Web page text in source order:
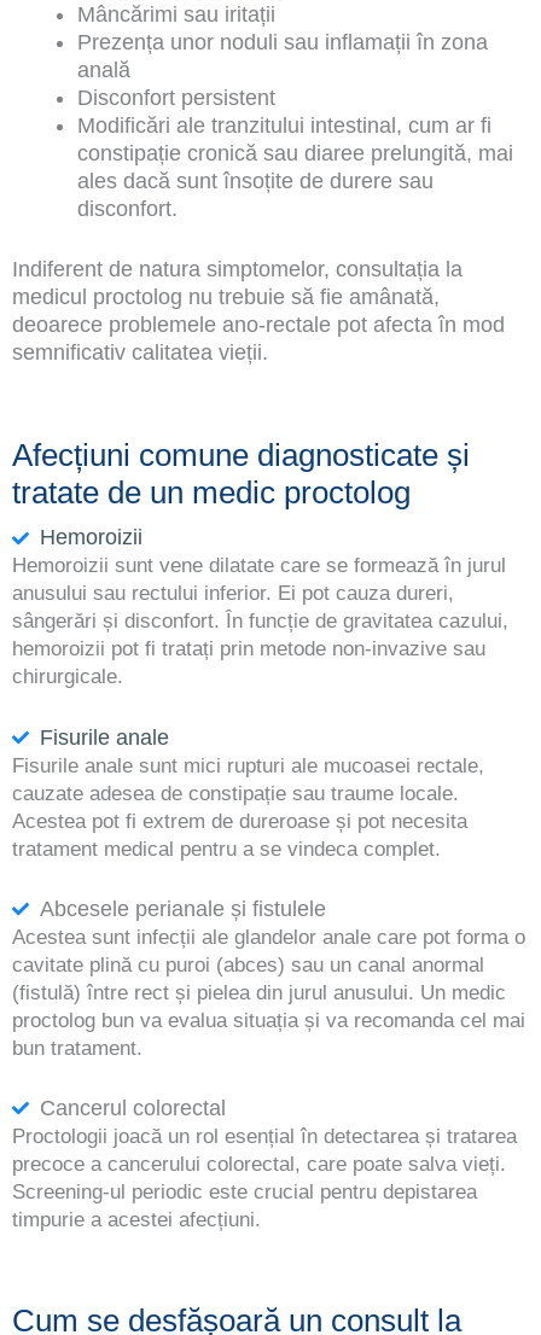
Mâncărimi sau iritații
Prezența unor noduli sau inflamații în zona
anală
Disconfort persistent
Modificări ale tranzitului intestinal, cum ar fi
constipație cronică sau diaree prelungită, mai
ales dacă sunt însoțite de durere sau
disconfort.
Indiferent de natura simptomelor, consultația la
medicul proctolog nu trebuie să fie amânată,
deoarece problemele ano-rectale pot afecta în mod
semnificativ calitatea vieții.
Afecțiuni comune diagnosticate și
tratate de un medic proctolog
Hemoroizii
Hemoroizii sunt vene dilatate care se formează în jurul
anusului sau rectului inferior. Ei pot cauza dureri,
sângerări și disconfort. În funcție de gravitatea cazului,
hemoroizii pot fi tratați prin metode non-invazive sau
chirurgicale.
Fisurile anale
Fisurile anale sunt mici rupturi ale mucoasei rectale,
cauzate adesea de constipație sau traume locale.
Acestea pot fi extrem de dureroase și pot necesita
tratament medical pentru a se vindeca complet.
Abcesele perianale și fistulele
Acestea sunt infecții ale glandelor anale care pot forma o
cavitate plină cu puroi (abces) sau un canal anormal
(fistulă) între rect și pielea din jurul anusului. Un medic
proctolog bun va evalua situația și va recomanda cel mai
bun tratament.
Cancerul colorectal
Proctologii joacă un rol esențial în detectarea și tratarea
precoce a cancerului colorectal, care poate salva vieți.
Screening-ul periodic este crucial pentru depistarea
timpurie a acestei afecțiuni.
Cum se desfășoară un consult la